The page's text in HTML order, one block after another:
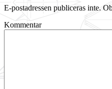
E-postadressen publiceras inte.
Kommentar